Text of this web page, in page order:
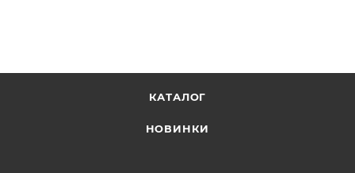
КАТАЛОГ
НОВИНКИ